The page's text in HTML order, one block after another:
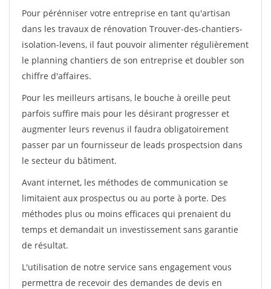
Pour pérénniser votre entreprise en tant qu'artisan
dans les travaux de rénovation Trouver-des-chantiers-
isolation-levens, il faut pouvoir alimenter régulièrement
le planning chantiers de son entreprise et doubler son
chiffre d'affaires.
Pour les meilleurs artisans, le bouche à oreille peut
parfois suffire mais pour les désirant progresser et
augmenter leurs revenus il faudra obligatoirement
passer par un fournisseur de leads prospectsion dans
le secteur du bâtiment.
Avant internet, les méthodes de communication se
limitaient aux prospectus ou au porte à porte. Des
méthodes plus ou moins efficaces qui prenaient du
temps et demandait un investissement sans garantie
de résultat.
L'utilisation de notre service sans engagement vous
permettra de recevoir des demandes de devis en